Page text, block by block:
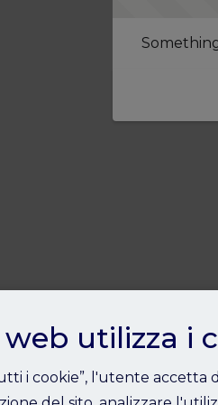
utilizza i
i cookie”, l'utente accetta